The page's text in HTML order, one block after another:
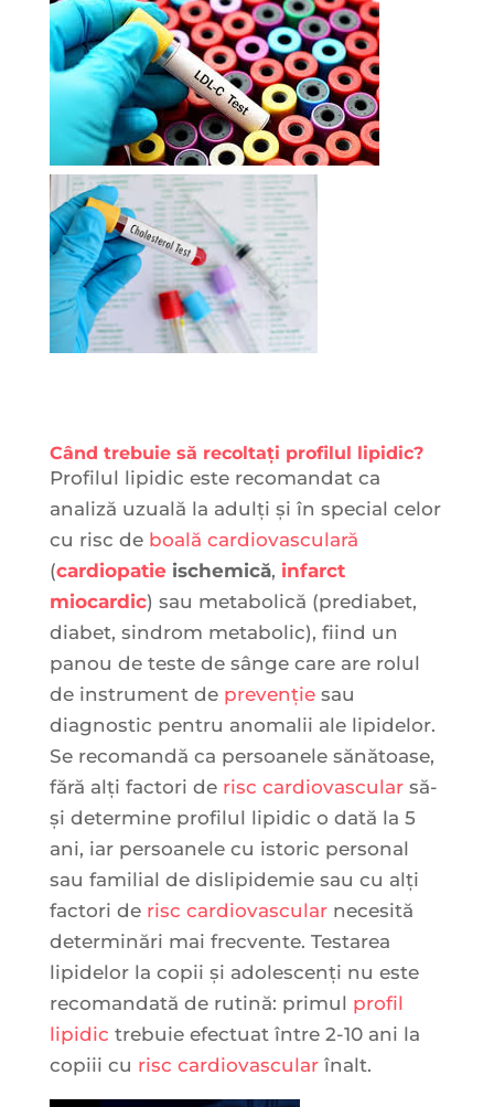
Când trebuie să recoltați profilul lipidic?
Profilul lipidic este recomandat ca
analiză uzuală la adulți și în special celor
cu risc de boală cardiovasculară
(cardiopatieischemică, infarct
miocardic) sau metabolică (prediabet,
diabet, sindrom metabolic), fiind un
panou de teste de sânge care are rolul
de instrument de prevențiesau
diagnostic pentru anomalii ale lipidelor.
Se recomandă ca persoanele sănătoase,
fără alți factori de risc cardiovascularsă-
și determine profilul lipidic o dată la 5
ani, iar persoanele cu istoric personal
sau familial de dislipidemie sau cu alți
factori de risc cardiovascularnecesită
determinări mai frecvente. Testarea
lipidelor la copii și adolescenți nu este
recomandată de rutină: primul profil
lipidic trebuie efectuat între 2-10 ani la
copiii cu risc cardiovascularînalt.